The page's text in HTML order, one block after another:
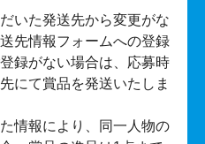
いた発送先から変更がな
先情報フォームへの登録
録がない場合は、応募時
にて賞品を発送いたしま
情報により、同一人物の